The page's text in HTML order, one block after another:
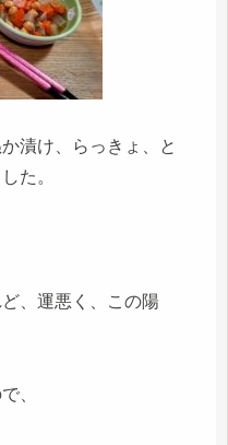
漬け、らっきょ、と
た。
、運悪く、この陽
、